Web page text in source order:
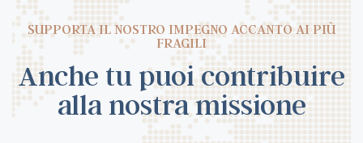
SUPPORTA IL NOSTRO IMPEGNO ACCANTO AI PIÙ
FRAGILI
Anche tu puoi contribuire
alla nostra missione